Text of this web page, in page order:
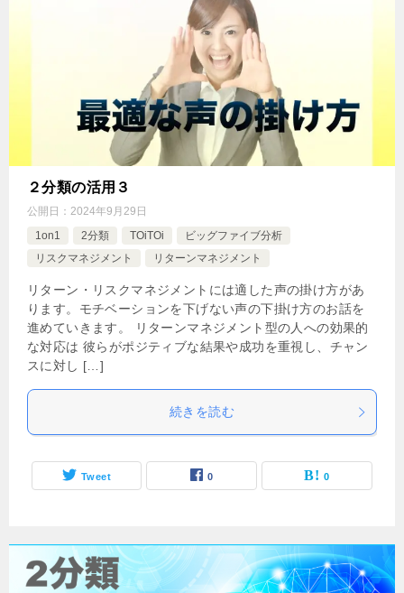
２分類の活用３
公開日： 2024年9月29日
1on1
2分類 TOiTOi
ビッグファイブ分析
リスクマネジメント
リターンマネジメント
リターン・リスクマネジメントには適した声の掛け方があ
ります。モチベーションを下げない声の下掛け方のお話を
進めていきます。 リターンマネジメント型の人への効果的
な対応は 彼らがポジティブな結果や成功を重視し、チャン
スに対し […]
続きを読む
Tweet 0 0